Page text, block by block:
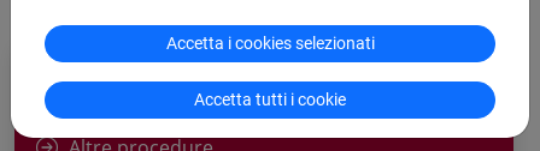
Procedure di gara per cui è possibile
presentare offerta
Accetta i cookies selezionati
Accetta tutti i cookie